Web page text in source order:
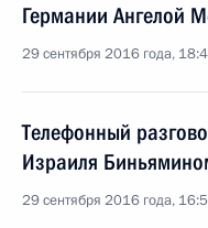
Германии Ангелой
29 сентября 2016 года,
Телефонный
Израиля
29 сентября 2016 года,